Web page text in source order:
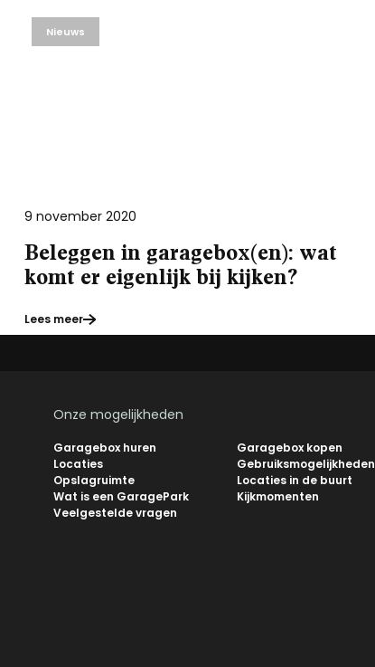
9 november 2020
Beleggen in garagebox(en): wat
komt er eigenlijk bij kijken?
Lees meer
Nieuws
Onze mogelijkheden
Garagebox huren
Garagebox kopen
Locaties
Gebruiksmogelijkheden
Opslagruimte
Locaties in de buurt
Wat is een GaragePark
Kijkmomenten
Veelgestelde vragen